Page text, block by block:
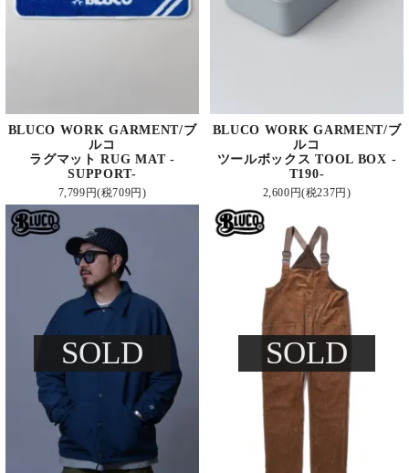
BLUCO WORK GARMENT/ブ
ルコ
ラグマット RUG MAT -
SUPPORT-
7,799円(税709円)
BLUCO WORK GARMENT/ブ
ルコ
ツールボックス TOOL BOX -
T190-
2,600円(税237円)
SOLD SOLD